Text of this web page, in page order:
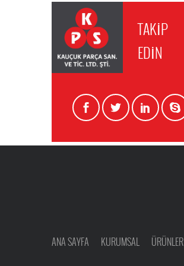
TAKİP
EDİN
ANA SAYFA KURUMSAL ÜRÜNLER